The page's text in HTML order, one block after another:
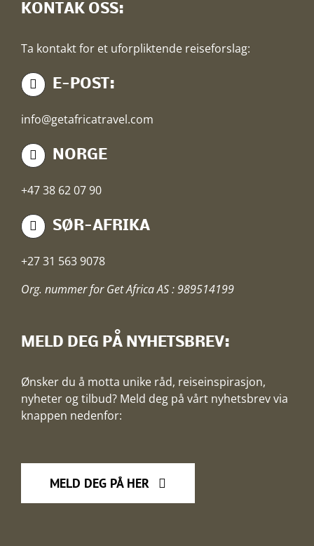
KONTAK OSS:
Ta kontakt for et uforpliktende reiseforslag:
E-POST:
info@getafricatravel.com
NORGE
+47 38 62 07 90
SØR-AFRIKA
+27 31 563 9078
Org. nummer for Get Africa AS : 989514199
MELD DEG PÅ NYHETSBREV:
Ønsker du å motta unike råd, reiseinspirasjon,
nyheter og tilbud? Meld deg på vårt nyhetsbrev via
knappen nedenfor:
MELD DEG PÅ HER